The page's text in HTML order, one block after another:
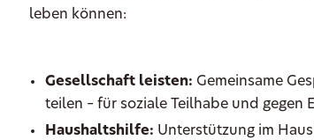
leben können:
Gesellschaft leisten: Gemeinsame
teilen – für soziale Teilhabe und gegen
Haushaltshilfe: Unterstützung im